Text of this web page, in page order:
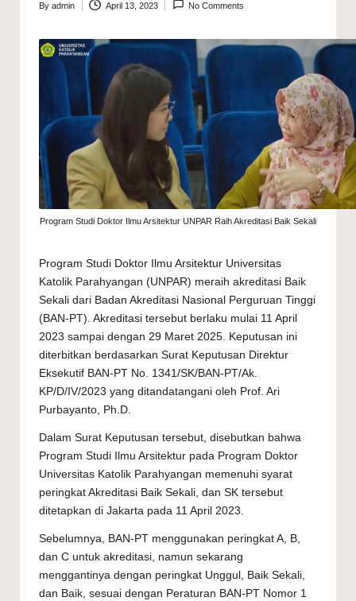
Posted
By admin April 13, 2023 No Comments
Program Studi Doktor Ilmu Arsitektur UNPAR Raih Akreditasi Baik Sekali
Program Studi Doktor Ilmu Arsitektur Universitas
Katolik Parahyangan (UNPAR) meraih akreditasi Baik
Sekali dari Badan Akreditasi Nasional Perguruan Tinggi
(BAN-PT). Akreditasi tersebut berlaku mulai 11 April
2023 sampai dengan 29 Maret 2025. Keputusan ini
diterbitkan berdasarkan Surat Keputusan Direktur
Eksekutif BAN-PT No. 1341/SK/BAN-PT/Ak.
KP/D/IV/2023 yang ditandatangani oleh Prof. Ari
Purbayanto, Ph.D.
Dalam Surat Keputusan tersebut, disebutkan bahwa
Program Studi Ilmu Arsitektur pada Program Doktor
Universitas Katolik Parahyangan memenuhi syarat
peringkat Akreditasi Baik Sekali, dan SK tersebut
ditetapkan di Jakarta pada 11 April 2023.
Sebelumnya, BAN-PT menggunakan peringkat A, B,
dan C untuk akreditasi, namun sekarang
menggantinya dengan peringkat Unggul, Baik Sekali,
dan Baik, sesuai dengan Peraturan BAN-PT Nomor 1